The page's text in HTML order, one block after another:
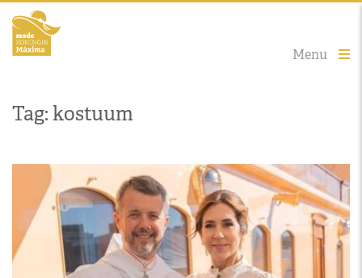
Menu
Tag: kostuum